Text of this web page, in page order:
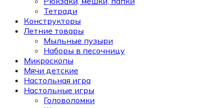
Тетради
Конструкторы
Летние товары
Мыльные пузыри
Наборы в песочницу
Микроскопы
Мячи детские
Настольная игра
Настольные игры
Головоломки